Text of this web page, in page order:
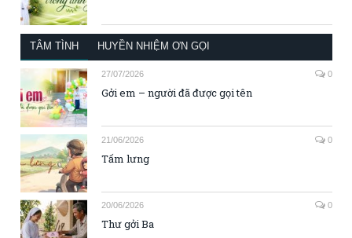
TÂM TÌNH HUYỀN NHIỆM ƠN GỌI
27/07/2026 0
Gởi em – người đã được gọi tên
21/06/2026 0
Tấm lưng
20/06/2026 0
Thư gởi Ba